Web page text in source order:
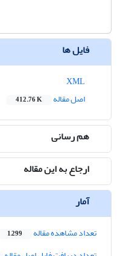
فایل ها
اصل مقاله
412.76 K
هم رسانی
ارجاع به این مقاله
آمار
تعداد مشاهده مقاله 1,299